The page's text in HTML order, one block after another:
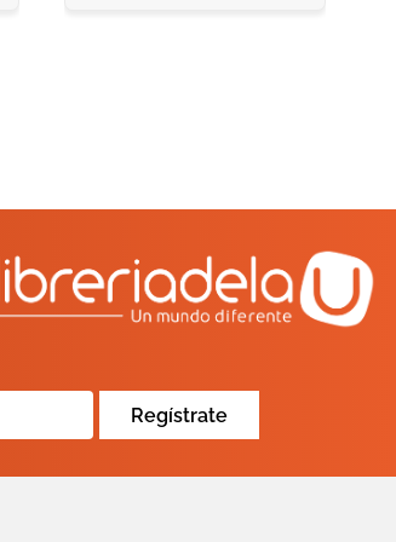
Regístrate